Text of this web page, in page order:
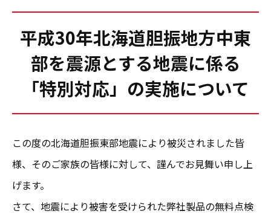
平成30年北海道胆振地方中東
部を震源とする地震に係る
「特別対応」の実施について
この度の北海道胆振東部地震により被災されました皆
様、そのご家族の皆様に対して、謹んでお見舞い申し上
げます。
さて、地震により被害を受けられた弊社製品の無料点検